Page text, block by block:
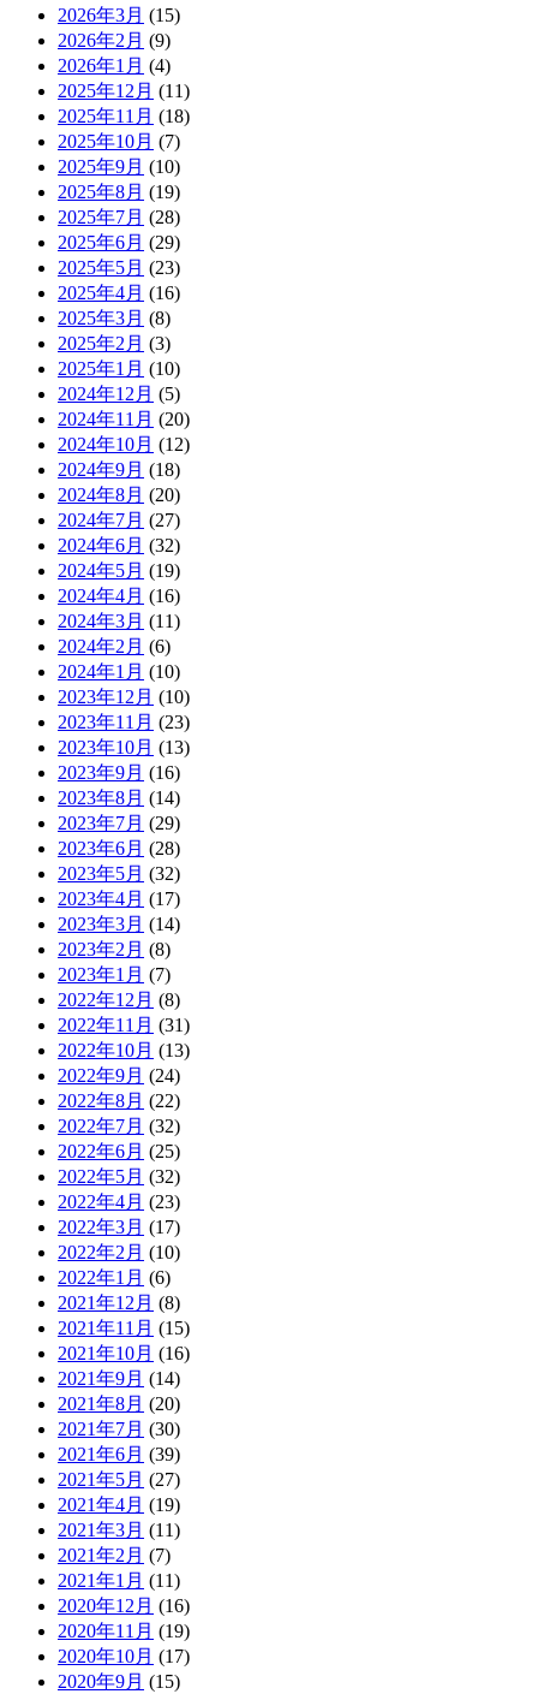
2026年3月 (15)
2026年2月 (9)
2026年1月 (4)
2025年12月 (11)
2025年11月 (18)
2025年10月 (7)
2025年9月 (10)
2025年8月 (19)
2025年7月 (28)
2025年6月 (29)
2025年5月 (23)
2025年4月 (16)
2025年3月 (8)
2025年2月 (3)
2025年1月 (10)
2024年12月 (5)
2024年11月 (20)
2024年10月 (12)
2024年9月 (18)
2024年8月 (20)
2024年7月 (27)
2024年6月 (32)
2024年5月 (19)
2024年4月 (16)
2024年3月 (11)
2024年2月 (6)
2024年1月 (10)
2023年12月 (10)
2023年11月 (23)
2023年10月 (13)
2023年9月 (16)
2023年8月 (14)
2023年7月 (29)
2023年6月 (28)
2023年5月 (32)
2023年4月 (17)
2023年3月 (14)
2023年2月 (8)
2023年1月 (7)
2022年12月 (8)
2022年11月 (31)
2022年10月 (13)
2022年9月 (24)
2022年8月 (22)
2022年7月 (32)
2022年6月 (25)
2022年5月 (32)
2022年4月 (23)
2022年3月 (17)
2022年2月 (10)
2022年1月 (6)
2021年12月 (8)
2021年11月 (15)
2021年10月 (16)
2021年9月 (14)
2021年8月 (20)
2021年7月 (30)
2021年6月 (39)
2021年5月 (27)
2021年4月 (19)
2021年3月 (11)
2021年2月 (7)
2021年1月 (11)
2020年12月 (16)
2020年11月 (19)
2020年10月 (17)
2020年9月 (15)